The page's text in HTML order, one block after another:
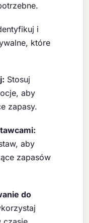
i
które
Stosuj
aby
zapasy.
aby
zapasów
do